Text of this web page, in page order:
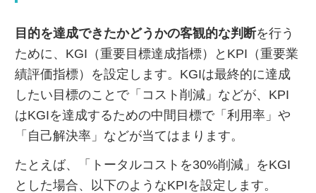
目的を達成できたかどうかの客観的な判断を行う
ために、KGI（重要目標達成指標）とKPI（重要業
績評価指標）を設定します。KGIは最終的に達成
したい目標のことで「コスト削減」などが、KPI
はKGIを達成するための中間目標で「利用率」や
「自己解決率」などが当てはまります。
たとえば、「トータルコストを30%削減」をKGI
とした場合、以下のようなKPIを設定します。